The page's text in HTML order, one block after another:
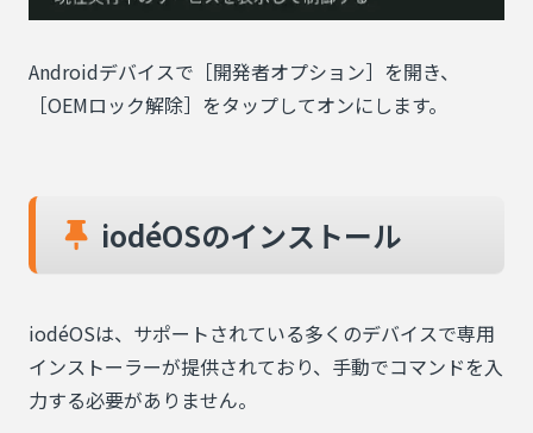
Androidデバイスで［開発者オプション］を開き、
［OEMロック解除］をタップしてオンにします。
iodéOSのインストール
iodéOSは、サポートされている多くのデバイスで専用
インストーラーが提供されており、手動でコマンドを入
力する必要がありません。